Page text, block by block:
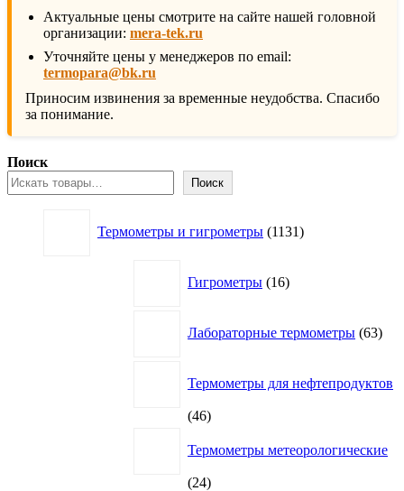
Актуальные цены смотрите на сайте нашей головной
организации: mera-tek.ru
Уточняйте цены у менеджеров по email:
termopara@bk.ru
Приносим извинения за временные неудобства. Спасибо
за понимание.
Поиск
Поиск
Термометры и гигрометры 1131товар
Гигрометры 16товаров
Лабораторные термометры 63
Термометры для нефтепродуктов
4646
Термометры метеорологические
2424